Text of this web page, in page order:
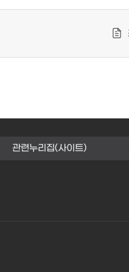
관련누리집(사이트)